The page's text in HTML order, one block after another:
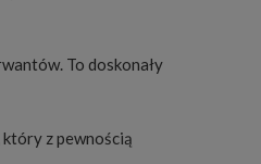
To doskonały
który z pewnością